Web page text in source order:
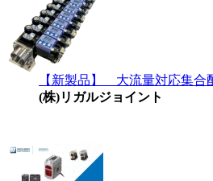
【新製品】 大流量対応集
(株)リガルジョイント